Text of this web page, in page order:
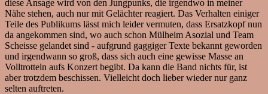
diese Ansage wird von den Jungpunks, die irgendwo in meiner
Nähe stehen, auch nur mit Gelächter reagiert. Das Verhalten einiger
Teile des Publikums lässt mich leider vermuten, dass Ersatzkopf nun
da angekommen sind, wo auch schon Mülheim Asozial und Team
Scheisse gelandet sind - aufgrund gaggiger Texte bekannt geworden
und irgendwann so groß, dass sich auch eine gewisse Masse an
Volltrotteln aufs Konzert begibt. Da kann die Band nichts für, ist
aber trotzdem beschissen. Vielleicht doch lieber wieder nur ganz
selten auftreten.